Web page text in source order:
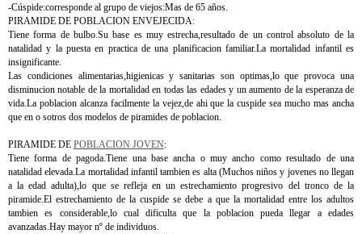
-Cúspide:corresponde al grupo de viejos:Mas de 65 años.
PIRAMIDE DE POBLACION ENVEJECIDA:
Tiene forma de bulbo.Su base es muy estrecha,resultado de un control absoluto de la
natalidad y la puesta en practica de una planificacion familiar.La mortalidad infantil es
insignificante.
Las condiciones alimentarias,higienicas y sanitarias son optimas,lo que provoca una
disminucion notable de la mortalidad en todas las edades y un aumento de la esperanza de
vida.La poblacion alcanza facilmente la vejez,de ahi que la cuspide sea mucho mas ancha
que en o sotros dos modelos de piramides de poblacion.
PIRAMIDE DE POBLACION JOVEN:
Tiene forma de pagoda.Tiene una base ancha o muy ancho como resultado de una
natalidad elevada.La mortalidad infantil tambien es alta (Muchos niños y jovenes no llegan
a la edad adulta),lo que se refleja en un estrechamiento progresivo del tronco de la
piramide.El estrechamiento de la cuspide se debe a que la mortalidad entre los adultos
tambien es considerable,lo cual dificulta que la poblacion pueda llegar a edades
avanzadas.Hay mayor nº de individuos.